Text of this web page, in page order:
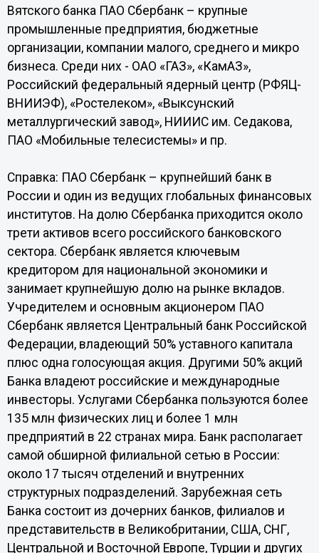
Вятского банка ПАО Сбербанк – крупные
промышленные предприятия, бюджетные
организации, компании малого, среднего и микро
бизнеса. Среди них - ОАО «ГАЗ», «КамАЗ»,
Российский федеральный ядерный центр (РФЯЦ-
ВНИИЭФ), «Ростелеком», «Выксунский
металлургический завод», НИИИС им. Седакова,
ПАО «Мобильные телесистемы» и пр.
Справка: ПАО Сбербанк – крупнейший банк в
России и один из ведущих глобальных финансовых
институтов. На долю Сбербанка приходится около
трети активов всего российского банковского
сектора. Сбербанк является ключевым
кредитором для национальной экономики и
занимает крупнейшую долю на рынке вкладов.
Учредителем и основным акционером ПАО
Сбербанк является Центральный банк Российской
Федерации, владеющий 50% уставного капитала
плюс одна голосующая акция. Другими 50% акций
Банка владеют российские и международные
инвесторы. Услугами Сбербанка пользуются более
135 млн физических лиц и более 1 млн
предприятий в 22 странах мира. Банк располагает
самой обширной филиальной сетью в России:
около 17 тысяч отделений и внутренних
структурных подразделений. Зарубежная сеть
Банка состоит из дочерних банков, филиалов и
представительств в Великобритании, США, СНГ,
Центральной и Восточной Европе, Турции и других